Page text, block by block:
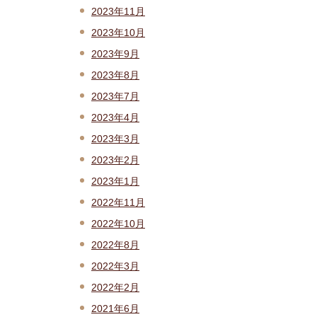
2023年11月
2023年10月
2023年9月
2023年8月
2023年7月
2023年4月
2023年3月
2023年2月
2023年1月
2022年11月
2022年10月
2022年8月
2022年3月
2022年2月
2021年6月